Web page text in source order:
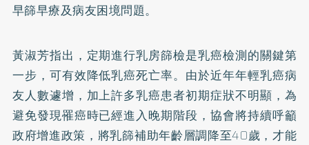
早篩早療及病友困境問題。
黃淑芳指出，定期進行乳房篩檢是乳癌檢測的關鍵第
一步，可有效降低乳癌死亡率。由於近年年輕乳癌病
友人數遽增，加上許多乳癌患者初期症狀不明顯，為
避免發現罹癌時已經進入晚期階段，協會將持續呼籲
政府增進政策，將乳篩補助年齡層調降至40歲，才能